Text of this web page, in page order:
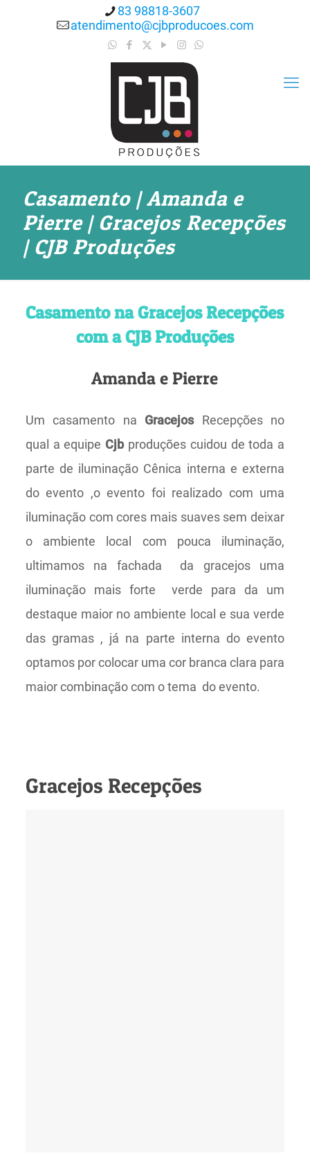
83 98818-3607
atendimento@cjbproducoes.com
Casamento | Amanda e
Pierre | Gracejos Recepções
| CJB Produções
Casamento na Gracejos Recepções
com a CJB Produções
Amanda e Pierre
Um casamento na GracejosRecepções no
qual a equipe Cjbproduções cuidou de toda a
parte de iluminação Cênica interna e externa
do evento ,o evento foi realizado com uma
iluminação com cores mais suaves sem deixar
o ambiente local com pouca iluminação,
ultimamos na fachada da gracejos uma
iluminação mais forte verde para da um
destaque maior no ambiente local e sua verde
das gramas , já na parte interna do evento
optamos por colocar uma cor branca clara para
maior combinação com o tema do evento.
Gracejos Recepções